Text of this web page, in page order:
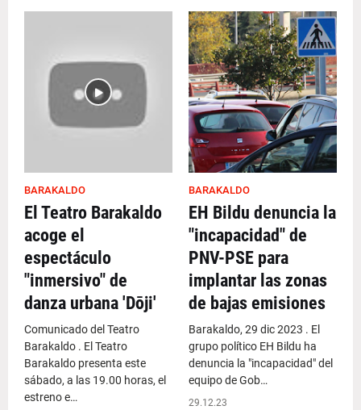
BARAKALDO
El Teatro Barakaldo
acoge el
espectáculo
"inmersivo" de
danza urbana 'Dōji'
Comunicado del Teatro
Barakaldo . El Teatro
Barakaldo presenta este
sábado, a las 19.00 horas, el
estreno e…
BARAKALDO
EH Bildu denuncia la
"incapacidad" de
PNV-PSE para
implantar las zonas
de bajas emisiones
Barakaldo, 29 dic 2023 . El
grupo político EH Bildu ha
denuncia la "incapacidad" del
equipo de Gob…
29.12.23